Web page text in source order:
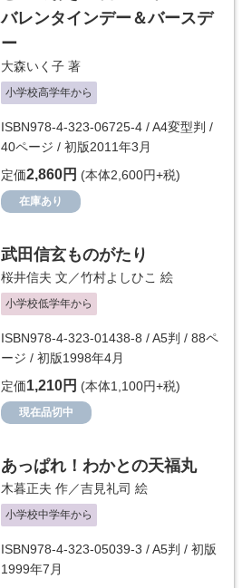
バレンタインデー＆バースデ
ー
大森いく子 著
小学校高学年から
ISBN978-4-323-06725-4 / A4変型判 /
40ページ / 初版2011年3月
定価2,860円 (本体2,600円+税)
在庫あり
武田信玄ものがたり
桜井信夫 文／竹村よしひこ 絵
小学校低学年から
ISBN978-4-323-01438-8 / A5判 / 88ペ
ージ / 初版1998年4月
定価1,210円 (本体1,100円+税)
現在品切中
あっぱれ！わかとの天福丸
木暮正夫 作／吉見礼司 絵
小学校中学年から
ISBN978-4-323-05039-3 / A5判 / 初版
1999年7月